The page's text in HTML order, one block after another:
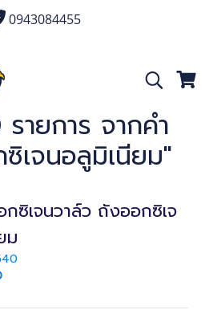
0943084455
ายการ จากคำ
เจนอลูมิเนียม"
กซิเจนวาล์ว ถังออกซิเจ
ม